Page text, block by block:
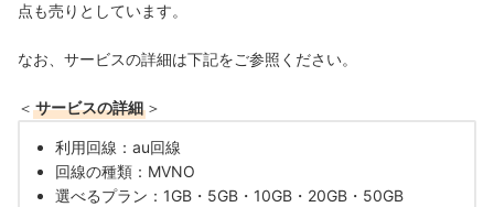
点も売りとしています。
なお、サービスの詳細は下記をご参照ください。
＜ サービスの詳細 ＞
利用回線：au回線
回線の種類：MVNO
選べるプラン：1GB・5GB・10GB・20GB・50GB